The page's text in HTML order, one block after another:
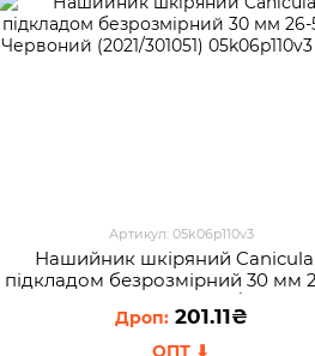
Артикул: 05k06p110v3
Нашийник шкіряний Canicula
пiдкладом безрозмірний 30 мм
см Червоний (2021/301051)
201.11₴